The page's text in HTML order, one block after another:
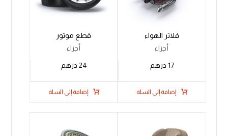
فلاتر الهواء
أجزاء
17 درهم
إضافة إلى السلة
قطع موتور
أجزاء
24 درهم
إضافة إلى السلة